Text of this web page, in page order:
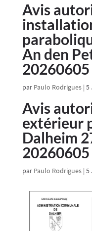
Avis
An den
20260605
par Paulo Rodrigues| 5
Avis
extérieur
Dalheim
20260605
par Paulo Rodrigues| 5